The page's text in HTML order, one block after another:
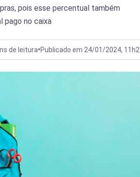
pois esse percentual também
pago no caixa
de leitura•Publicado em 24/01/2024,